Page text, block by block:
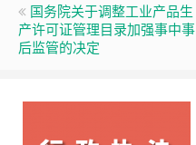
国务院关于调整工业产品生
产许可证管理目录加强事中事
后监管的决定